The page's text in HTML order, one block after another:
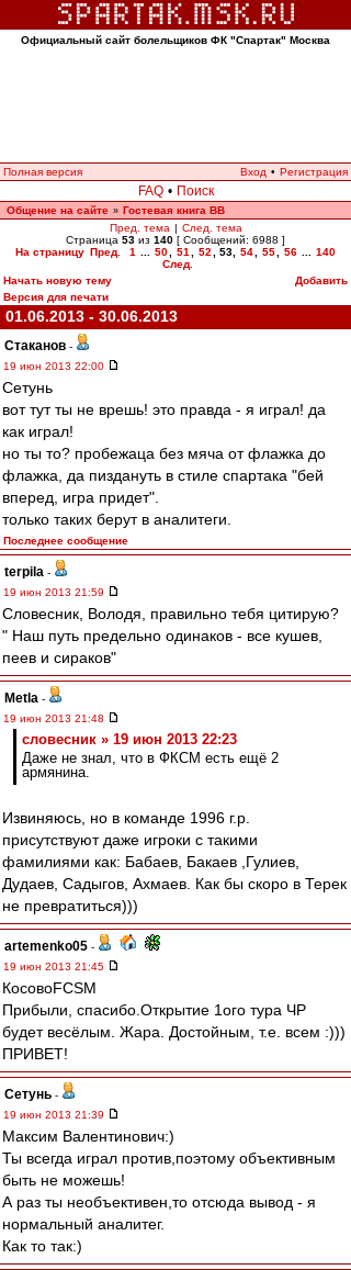
Официальный сайт болельщиков ФК "Спартак" Москва
Полная версия Вход • Регистрация
FAQ • Поиск
Общение на сайте » Гостевая книга ВВ
Пред. тема | След. тема
Страница 53 из 140 [ Сообщений: 6988 ]
На страницу Пред. 1 50 51 52 53 54 55 56
140
След.
Начать новую тему
Добавить
Версия для печати
01.06.2013 - 30.06.2013
Cтаканов -
19 июн 2013 22:00
Сетунь
вот тут ты не врешь! это правда - я играл! да
как играл!
но ты то? пробежаца без мяча от флажка до
флажка, да пиздануть в стиле спартака "бей
вперед, игра придет".
только таких берут в аналитеги.
Последнее сообщение
terpila -
19 июн 2013 21:59
Словесник, Володя, правильно тебя цитирую?
" Наш путь предельно одинаков - все кушев,
пеев и сираков"
Metla -
19 июн 2013 21:48
словесник » 19 июн 2013 22:23
Даже не знал, что в ФКСМ есть ещё 2
армянина.
Извиняюсь, но в команде 1996 г.р.
присутствуют даже игроки с такими
фамилиями как: Бабаев, Бакаев ,Гулиев,
Дудаев, Садыгов, Ахмаев. Как бы скоро в Терек
не превратиться)))
artemenko05 -
19 июн 2013 21:45
КосовоFCSМ
Прибыли, спасибо.Открытие 1ого тура ЧР
будет весёлым. Жара. Достойным, т.е. всем :)))
ПРИВЕТ!
Сетунь -
19 июн 2013 21:39
Максим Валентинович:)
Ты всегда играл против,поэтому объективным
быть не можешь!
А раз ты необъективен,то отсюда вывод - я
нормальный аналитег.
Как то так:)